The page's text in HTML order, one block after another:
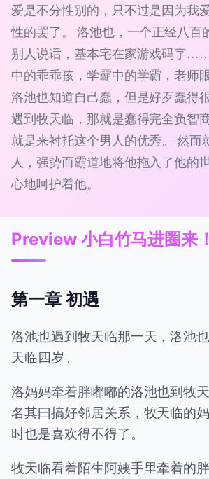
爱是不分性别的，只不过是因为我
性的罢了。 洛池也，一个正经八百
别人说话，基本宅在家游戏码字
中的乖乖孩，学霸中的学霸，老
洛池也知道自己蠢，但是好歹蠢得
遇到牧天临，那就是蠢得完全负智
就是来衬托这个男人的优秀。 然而
人，强势而霸道地将他拖入了他的
心地呵护着他。
Preview 小白竹马进圈来！
第一章 初遇
洛池也遇到牧天临那一天，洛池
天临四岁。
洛妈妈牵着胖嘟嘟的洛池也到牧
名其曰搞好邻居关系，牧天临的
时也是喜欢得不得了。
牧天临看着陌生阿姨手里牵着的